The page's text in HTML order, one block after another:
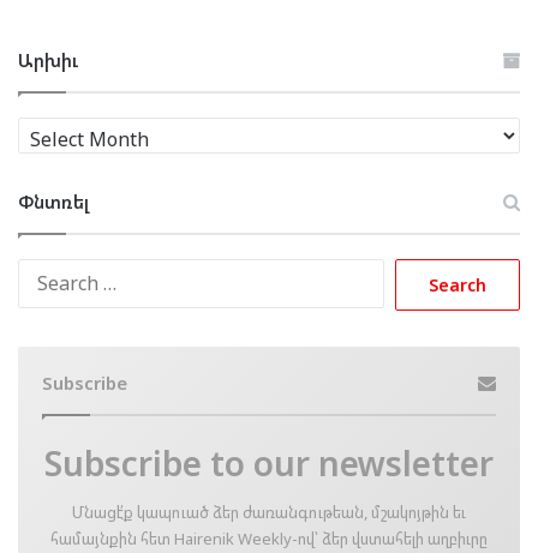
Արխիւ
Արխիւ
Փնտռել
Subscribe
Subscribe to our newsletter
Մնացէ՛ք կապուած ձեր ժառանգութեան, մշակոյթին եւ
համայնքին հետ Hairenik Weekly-ով՝ ձեր վստահելի աղբիւրը